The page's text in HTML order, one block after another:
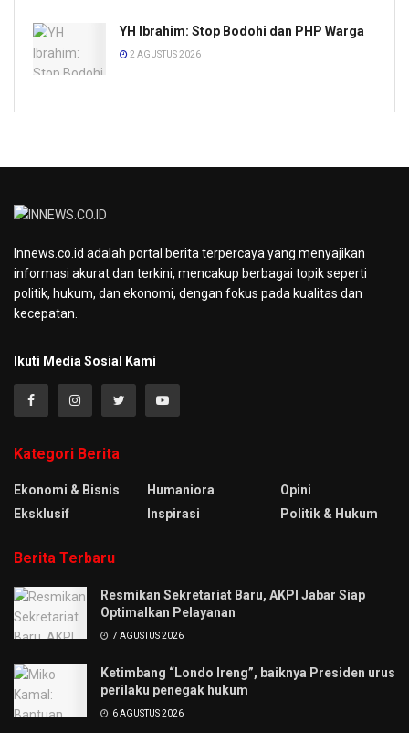
YH Ibrahim: Stop Bodohi dan PHP Warga
2 AGUSTUS 2026
Innews.co.id adalah portal berita terpercaya yang menyajikan
informasi akurat dan terkini, mencakup berbagai topik seperti
politik, hukum, dan ekonomi, dengan fokus pada kualitas dan
kecepatan.
Ikuti Media Sosial Kami
Kategori Berita
Ekonomi & Bisnis
Eksklusif
Humaniora
Inspirasi
Opini
Politik & Hukum
Berita Terbaru
Resmikan Sekretariat Baru, AKPI Jabar Siap
Optimalkan Pelayanan
7 AGUSTUS 2026
Ketimbang “Londo Ireng”, baiknya Presiden urus
perilaku penegak hukum
6 AGUSTUS 2026